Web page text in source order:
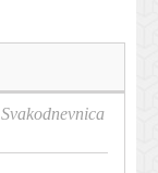
Svakodnevnica